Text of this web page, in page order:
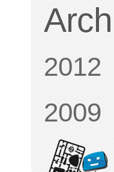
2012
2009